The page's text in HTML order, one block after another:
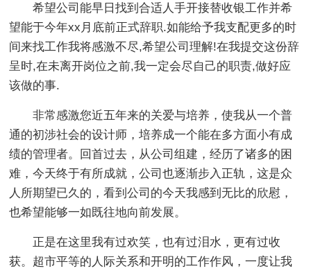
希望公司能早日找到合适人手开接替收银工作并希
望能于今年xx月底前正式辞职.如能给予我支配更多的时
间来找工作我将感激不尽,希望公司理解!在我提交这份辞
呈时,在未离开岗位之前,我一定会尽自己的职责,做好应
该做的事.
非常感激您近五年来的关爱与培养，使我从一个普
通的初涉社会的设计师，培养成一个能在多方面小有成
绩的管理者。回首过去，从公司组建，经历了诸多的困
难，今天终于有所成就，公司也逐渐步入正轨，这是众
人所期望已久的，看到公司的今天我感到无比的欣慰，
也希望能够一如既往地向前发展。
正是在这里我有过欢笑，也有过泪水，更有过收
获。超市平等的人际关系和开明的工作作风，一度让我